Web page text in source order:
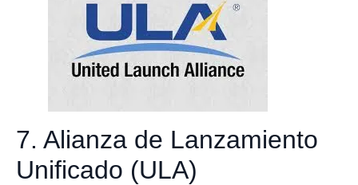
7. Alianza de Lanzamiento
Unificado (ULA)